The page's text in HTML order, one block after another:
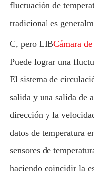
fluctuación de
tradicional es
C, pero LIBCámara
Puede lograr una
El sistema de
salida y una salida de
dirección y la
datos de temperatura
sensores de
haciendo coincidir la